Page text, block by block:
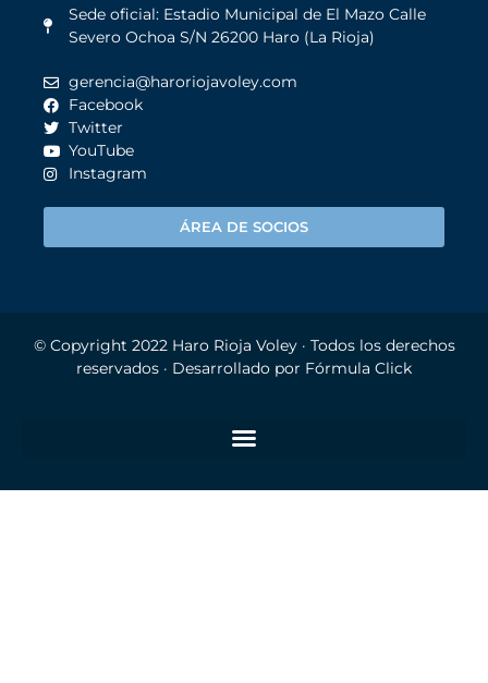
Sede oficial: Estadio Municipal de El Mazo Calle
Severo Ochoa S/N 26200 Haro (La Rioja)
gerencia@haroriojavoley.com
Facebook
Twitter
YouTube
Instagram
ÁREA DE SOCIOS
© Copyright 2022 Haro Rioja Voley· Todos los derechos
reservados · Desarrollado por Fórmula Click